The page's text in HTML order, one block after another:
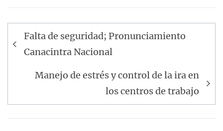
Navegación
de
Falta de seguridad; Pronunciamiento
Canacintra Nacional
Manejo de estrés y control de la ira en
los centros de trabajo